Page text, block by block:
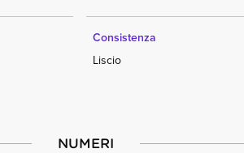
Consistenza
Liscio
NUMERI